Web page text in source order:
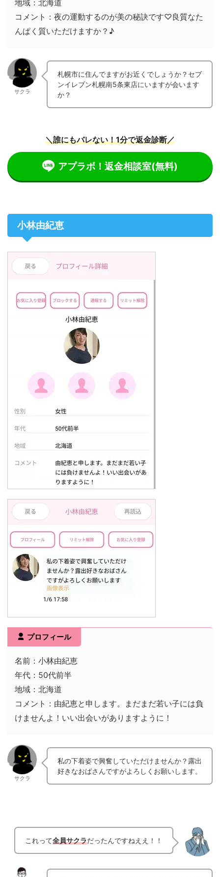
地域：北海道
コメント：夜の運動するのが美の秘訣です♡良質なた
んぱく質いただけますか？♪
サクラ
札幌市に住んでますがお近くでしょうか？セブ
ンイレブン札幌南5条東店にいますが会います
か？
＼誰にもバレない！1分で返金診断／
アプラボ！返金相談室(無料)
小林由紀恵
プロフィール
名前：小林由紀恵
年代：50代前半
地域：北海道
コメント：由紀恵と申します。まだまだ若い子には負
けませんよ！いい出会いがありますように！
サクラ
私の下着姿で興奮していただけませんか？露出
好きなおばさんですがよろしくお願いします。
これって全員サクラだったんですねええ！！